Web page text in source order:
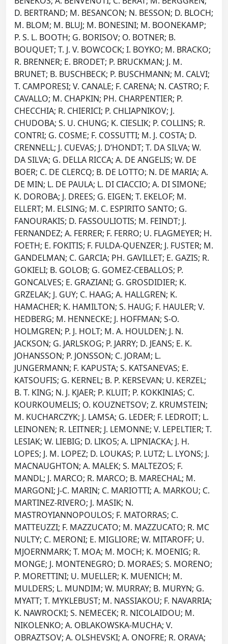
D. BERTRAND; M. BESANCON; N. BESSON; D. BLOCH;
M. BLOM; M. BLUJ; M. BONESINI; M. BOONEKAMP;
P. S. L. BOOTH; G. BORISOV; O. BOTNER; B.
BOUQUET; T. J. V. BOWCOCK; I. BOYKO; M. BRACKO;
R. BRENNER; E. BRODET; P. BRUCKMAN; J. M.
BRUNET; B. BUSCHBECK; P. BUSCHMANN; M. CALVI;
T. CAMPORESI; V. CANALE; F. CARENA; N. CASTRO; F.
CAVALLO; M. CHAPKIN; PH. CHARPENTIER; P.
CHECCHIA; R. CHIERICI; P. CHLIAPNIKOV; J.
CHUDOBA; S. U. CHUNG; K. CIESLIK; P. COLLINS; R.
CONTRI; G. COSME; F. COSSUTTI; M. J. COSTA; D.
CRENNELL; J. CUEVAS; J. D’HONDT; T. DA SILVA; W.
DA SILVA; G. DELLA RICCA; A. DE ANGELIS; W. DE
BOER; C. DE CLERCQ; B. DE LOTTO; N. DE MARIA; A.
DE MIN; L. DE PAULA; L. DI CIACCIO; A. DI SIMONE;
K. DOROBA; J. DREES; G. EIGEN; T. EKELOF; M.
ELLERT; M. ELSING; M. C. ESPIRITO SANTO; G.
FANOURAKIS; D. FASSOULIOTIS; M. FEINDT; J.
FERNANDEZ; A. FERRER; F. FERRO; U. FLAGMEYER; H.
FOETH; E. FOKITIS; F. FULDA-QUENZER; J. FUSTER; M.
GANDELMAN; C. GARCIA; PH. GAVILLET; E. GAZIS; R.
GOKIELI; B. GOLOB; G. GOMEZ-CEBALLOS; P.
GONCALVES; E. GRAZIANI; G. GROSDIDIER; K.
GRZELAK; J. GUY; C. HAAG; A. HALLGREN; K.
HAMACHER; K. HAMILTON; S. HAUG; F. HAULER; V.
HEDBERG; M. HENNECKE; J. HOFFMAN; S-O.
HOLMGREN; P. J. HOLT; M. A. HOULDEN; J. N.
JACKSON; G. JARLSKOG; P. JARRY; D. JEANS; E. K.
JOHANSSON; P. JONSSON; C. JORAM; L.
JUNGERMANN; F. KAPUSTA; S. KATSANEVAS; E.
KATSOUFIS; G. KERNEL; B. P. KERSEVAN; U. KERZEL;
B. T. KING; N. J. KJAER; P. KLUIT; P. KOKKINIAS; C.
KOURKOUMELIS; O. KOUZNETSOV; Z. KRUMSTEIN;
M. KUCHARCZYK; J. LAMSA; G. LEDER; F. LEDROIT; L.
LEINONEN; R. LEITNER; J. LEMONNE; V. LEPELTIER; T.
LESIAK; W. LIEBIG; D. LIKO5; A. LIPNIACKA; J. H.
LOPES; J. M. LOPEZ; D. LOUKAS; P. LUTZ; L. LYONS; J.
MACNAUGHTON; A. MALEK; S. MALTEZOS; F.
MANDL; J. MARCO; R. MARCO; B. MARECHAL; M.
MARGONI; J-C. MARIN; C. MARIOTTI; A. MARKOU; C.
MARTINEZ-RIVERO; J. MASIK; N.
MASTROYIANNOPOULOS; F. MATORRAS; C.
MATTEUZZI; F. MAZZUCATO; M. MAZZUCATO; R. MC
NULTY; C. MERONI; E. MIGLIORE; W. MITAROFF; U.
MJOERNMARK; T. MOA; M. MOCH; K. MOENIG; R.
MONGE; J. MONTENEGRO; D. MORAES; S. MORENO;
P. MORETTINI; U. MUELLER; K. MUENICH; M.
MULDERS; L. MUNDIM; W. MURRAY; B. MURYN; G.
MYATT; T. MYKLEBUST; M. NASSIAKOU; F. NAVARRIA;
K. NAWROCKI; S. NEMECEK; R. NICOLAIDOU; M.
NIKOLENKO; A. OBLAKOWSKA-MUCHA; V.
OBRAZTSOV; A. OLSHEVSKI; A. ONOFRE; R. ORAVA;